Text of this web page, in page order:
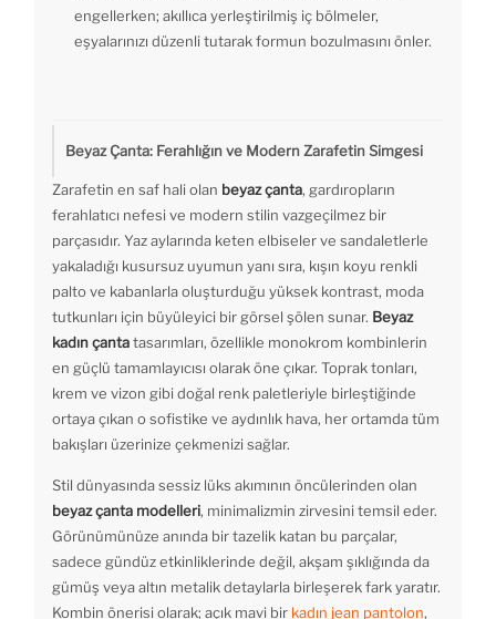
engellerken; akıllıca yerleştirilmiş iç bölmeler,
eşyalarınızı düzenli tutarak formun bozulmasını önler.
Beyaz Çanta: Ferahlığın ve Modern Zarafetin Simgesi
Zarafetin en saf hali olan beyaz çanta, gardıropların
ferahlatıcı nefesi ve modern stilin vazgeçilmez bir
parçasıdır. Yaz aylarında keten elbiseler ve sandaletlerle
yakaladığı kusursuz uyumun yanı sıra, kışın koyu renkli
palto ve kabanlarla oluşturduğu yüksek kontrast, moda
tutkunları için büyüleyici bir görsel şölen sunar. Beyaz
kadın çantatasarımları, özellikle monokrom kombinlerin
en güçlü tamamlayıcısı olarak öne çıkar. Toprak tonları,
krem ve vizon gibi doğal renk paletleriyle birleştiğinde
ortaya çıkan o sofistike ve aydınlık hava, her ortamda tüm
bakışları üzerinize çekmenizi sağlar.
Stil dünyasında sessiz lüks akımının öncülerinden olan
beyaz çanta modelleri, minimalizmin zirvesini temsil eder.
Görünümünüze anında bir tazelik katan bu parçalar,
sadece gündüz etkinliklerinde değil, akşam şıklığında da
gümüş veya altın metalik detaylarla birleşerek fark yaratır.
Kombin önerisi olarak; açık mavi bir kadın jean pantolon,